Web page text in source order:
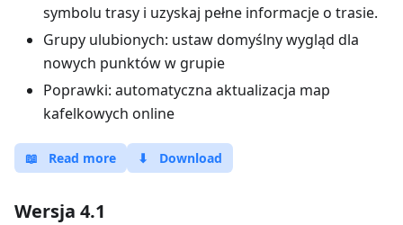
symbolu trasy i uzyskaj pełne informacje o trasie.
Grupy ulubionych: ustaw domyślny wygląd dla
nowych punktów w grupie
Poprawki: automatyczna aktualizacja map
kafelkowych online
📖 Read more ⬇ Download
Wersja 4.1